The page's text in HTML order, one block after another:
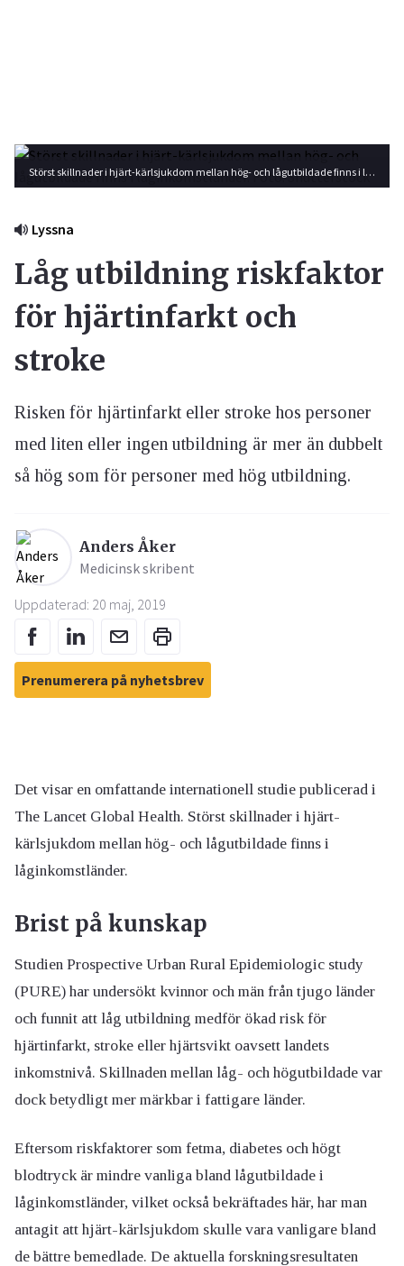
Störst skillnader i hjärt-kärlsjukdom mellan hög- och lågutbildade finns i låginkomstländer. Foto: Shutterstock
Lyssna
Låg utbildning riskfaktor
för hjärtinfarkt och
stroke
Risken för hjärtinfarkt eller stroke hos personer
med liten eller ingen utbildning är mer än dubbelt
så hög som för personer med hög utbildning.
Anders Åker
Medicinsk skribent
Uppdaterad: 20 maj, 2019
Prenumerera på nyhetsbrev
Det visar en omfattande internationell studie publicerad i
The Lancet Global Health. Störst skillnader i hjärt-
kärlsjukdom mellan hög- och lågutbildade finns i
låginkomstländer.
Brist på kunskap
Studien Prospective Urban Rural Epidemiologic study
(PURE) har undersökt kvinnor och män från tjugo länder
och funnit att låg utbildning medför ökad risk för
hjärtinfarkt, stroke eller hjärtsvikt oavsett landets
inkomstnivå. Skillnaden mellan låg- och högutbildade var
dock betydligt mer märkbar i fattigare länder.
Eftersom riskfaktorer som fetma, diabetes och högt
blodtryck är mindre vanliga bland lågutbildade i
låginkomstländer, vilket också bekräftades här, har man
antagit att hjärt-kärlsjukdom skulle vara vanligare bland
de bättre bemedlade. De aktuella forskningsresultaten